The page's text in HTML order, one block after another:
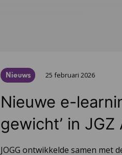
Nieuws 25 februari 2026
Nieuwe e-
gewicht’ in JGZ
JOGG ontwikkelde samen met